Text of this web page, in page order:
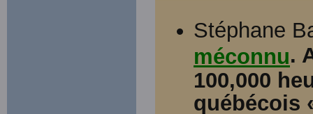
Stéphane
méconnu.
100,000
québécois